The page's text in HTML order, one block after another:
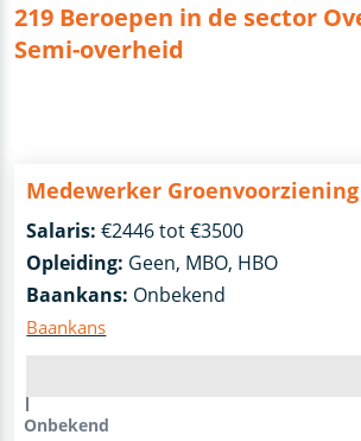
219 Beroepen in de sector
Semi-overheid
Medewerker Groenvoorziening
Salaris: €2446 tot €3500
Opleiding: Geen, MBO, HBO
Baankans: Onbekend
Baankans
Onbekend